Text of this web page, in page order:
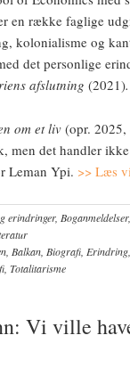
en række faglige
kolonialisme og
det personlige
afslutning (2021).
om et liv (opr. 2025,
men det handler
Leman Ypi. >> Læs
erindringer, Boganmeldelser,
Balkan Biografi Erindring
Totalitarisme
Vi ville